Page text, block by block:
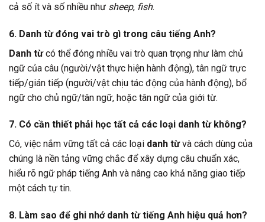
cả số ít và số nhiều như sheep, fish.
6. Danh từ đóng vai trò gì trong câu tiếng Anh?
Danh từcó thể đóng nhiều vai trò quan trọng như làm chủ
ngữ của câu (người/vật thực hiện hành động), tân ngữ trực
tiếp/gián tiếp (người/vật chịu tác động của hành động), bổ
ngữ cho chủ ngữ/tân ngữ, hoặc tân ngữ của giới từ.
7. Có cần thiết phải học tất cả các loại danh từ không?
Có, việc nắm vững tất cả các loại danh từvà cách dùng của
chúng là nền tảng vững chắc để xây dựng câu chuẩn xác,
hiểu rõ ngữ pháp tiếng Anh và nâng cao khả năng giao tiếp
một cách tự tin.
8. Làm sao để ghi nhớ danh từ tiếng Anh hiệu quả hơn?